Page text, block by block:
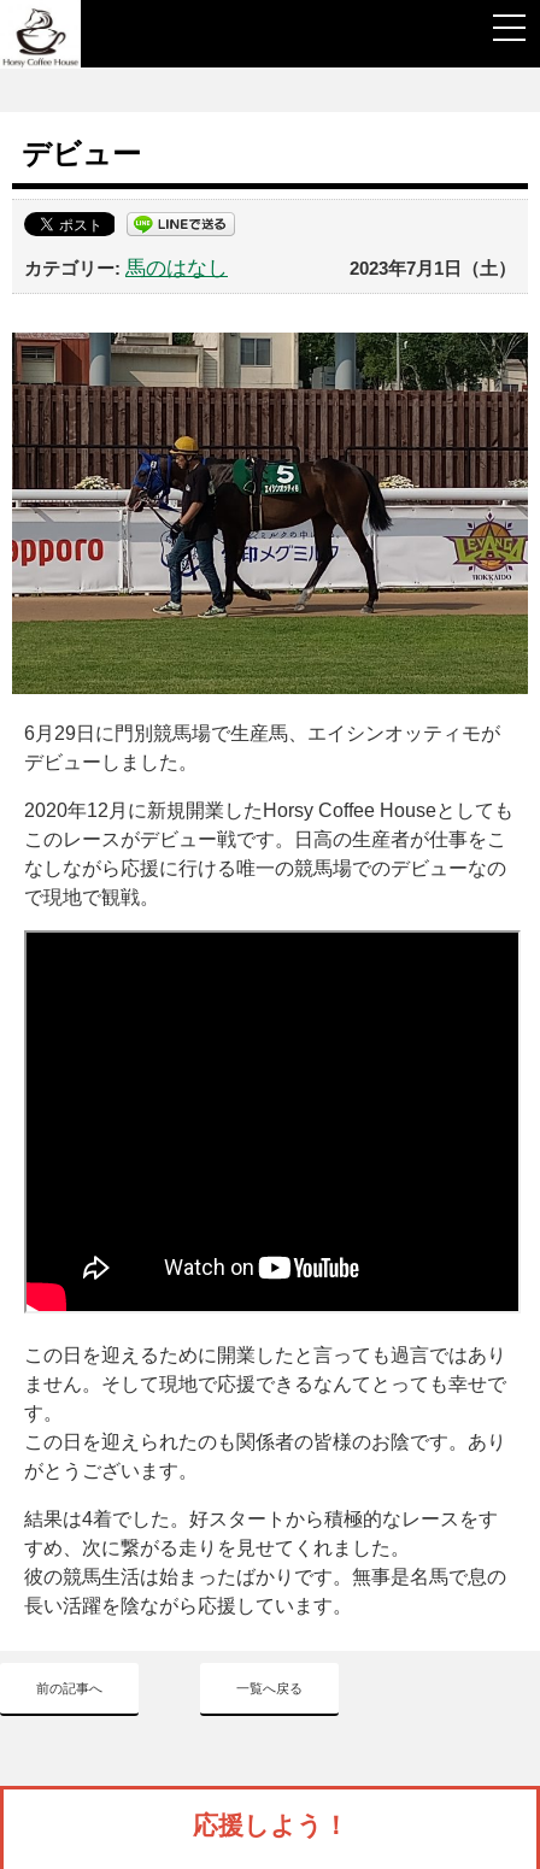
デビュー
馬のはなし 2023年7月1日（土）
6月29日に門別競馬場で生産馬、エイシンオッティモが
デビューしました。
2020年12月に新規開業したHorsy Coffee Houseとしても
このレースがデビュー戦です。日高の生産者が仕事をこ
なしながら応援に行ける唯一の競馬場でのデビューなの
で現地で観戦。
この日を迎えるために開業したと言っても過言ではあり
ません。そして現地で応援できるなんてとっても幸せで
す。
この日を迎えられたのも関係者の皆様のお陰です。あり
がとうございます。
結果は4着でした。好スタートから積極的なレースをす
すめ、次に繋がる走りを見せてくれました。
彼の競馬生活は始まったばかりです。無事是名馬で息の
長い活躍を陰ながら応援しています。
前の記事へ 一覧へ戻る
応援しよう！